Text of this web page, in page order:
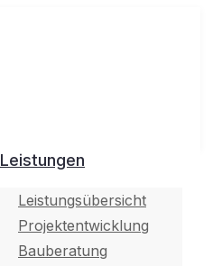
Leistungen
Leistungsübersicht
Projektentwicklung
Bauberatung